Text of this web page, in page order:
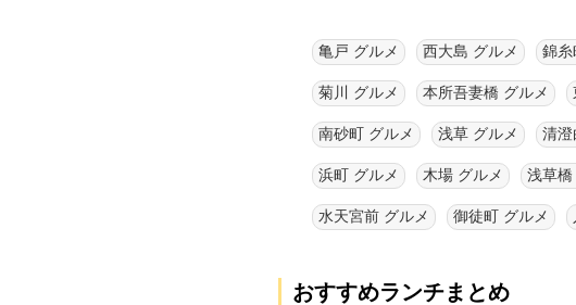
亀戸 グルメ 西大島 グルメ 錦糸
菊川 グルメ 本所吾妻橋 グルメ
南砂町 グルメ 浅草 グルメ 清澄
浜町 グルメ 木場 グルメ 浅草橋
水天宮前 グルメ 御徒町 グルメ
おすすめランチまとめ